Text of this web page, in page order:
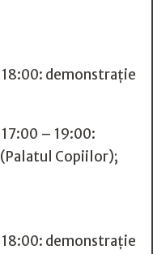
demonstrație
– 19:00:
Copiilor);
demonstrație